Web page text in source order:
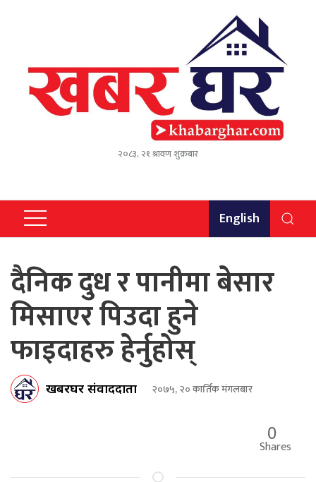
२०८३, २१ श्रावण शुक्रबार
English
दैनिक दुध र पानीमा बेसार
मिसाएर पिउदा हुने
फाइदाहरु हेर्नुहोस्
खबरघर संवाददाता २०७५, २० कार्तिक मंगलबार
0
Shares